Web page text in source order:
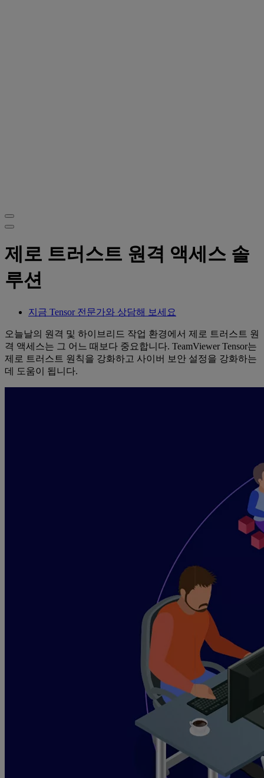
제로 트러스트 원격 액세스 솔
루션
지금 Tensor 전문가와 상담해 보세요
오늘날의 원격 및 하이브리드 작업 환경에서 제로 트러스트 원
격 액세스는 그 어느 때보다 중요합니다. TeamViewer Tensor는
제로 트러스트 원칙을 강화하고 사이버 보안 설정을 강화하는
데 도움이 됩니다.